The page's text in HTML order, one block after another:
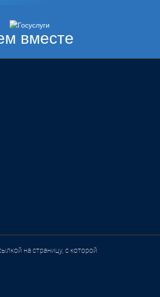
вместе
на страницу, с которой